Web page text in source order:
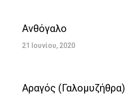
Ανθόγαλο
21 Ιουνίου, 2020
Αραγός (Γαλομυζήθρα)